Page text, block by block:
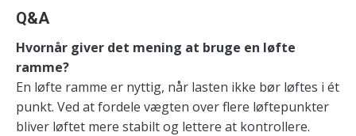
Q&A
Hvornår giver det mening at bruge en løfte
ramme?
En løfte ramme er nyttig, når lasten ikke bør løftes i ét
punkt. Ved at fordele vægten over flere løftepunkter
bliver løftet mere stabilt og lettere at kontrollere.